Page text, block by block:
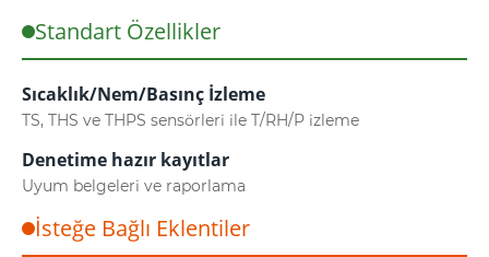
Standart Özellikler
Sıcaklık/Nem/Basınç İzleme
TS, THS ve THPS sensörleri ile T/RH/P izleme
Denetime hazır kayıtlar
Uyum belgeleri ve raporlama
İsteğe Bağlı Eklentiler